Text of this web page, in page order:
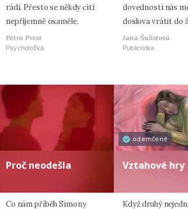
rádi. Přesto se někdy cítí
nepříjemně osaměle.
Petra Prest
Psycholožka
dovednosti nás
doslova vrátit do
Jana Šulistová
Publicistka
Proč neodešla
Co nám příběh Simony
odemčené
Vztahové hry
Když druhý